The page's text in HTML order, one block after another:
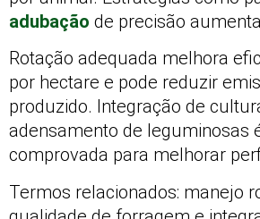
adubação de precisão
Rotação adequada melhora
por hectare e pode reduzir
produzido. Integração de
adensamento de leguminosas
comprovada para melhorar
Termos relacionados: manejo